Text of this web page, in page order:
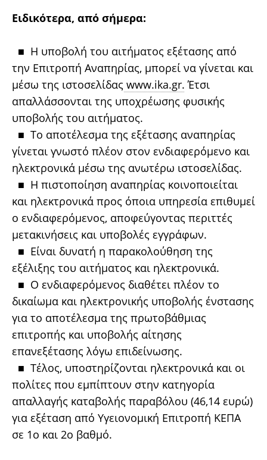
Ειδικότερα, από σήμερα:
■ Η υποβολή του αιτήματος εξέτασης από
την Επιτροπή Αναπηρίας, μπορεί να γίνεται και
μέσω της ιστοσελίδας www.ika.gr. Έτσι
απαλλάσσονται της υποχρέωσης φυσικής
υποβολής του αιτήματος.
■ Το αποτέλεσμα της εξέτασης αναπηρίας
γίνεται γνωστό πλέον στον ενδιαφερόμενο και
ηλεκτρονικά μέσω της ανωτέρω ιστοσελίδας.
■ Η πιστοποίηση αναπηρίας κοινοποιείται
και ηλεκτρονικά προς όποια υπηρεσία επιθυμεί
ο ενδιαφερόμενος, αποφεύγοντας περιττές
μετακινήσεις και υποβολές εγγράφων.
■ Είναι δυνατή η παρακολούθηση της
εξέλιξης του αιτήματος και ηλεκτρονικά.
■ Ο ενδιαφερόμενος διαθέτει πλέον το
δικαίωμα και ηλεκτρονικής υποβολής ένστασης
για το αποτέλεσμα της πρωτοβάθμιας
επιτροπής και υποβολής αίτησης
επανεξέτασης λόγω επιδείνωσης.
■ Τέλος, υποστηρίζονται ηλεκτρονικά και οι
πολίτες που εμπίπτουν στην κατηγορία
απαλλαγής καταβολής παραβόλου (46,14 ευρώ)
για εξέταση από Υγειονομική Επιτροπή ΚΕΠΑ
σε 1ο και 2ο βαθμό.